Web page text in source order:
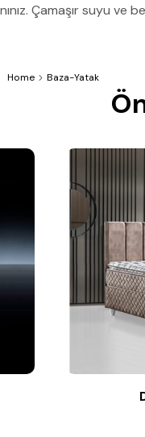
Çamaşır suyu ve
Home Baza-Yatak